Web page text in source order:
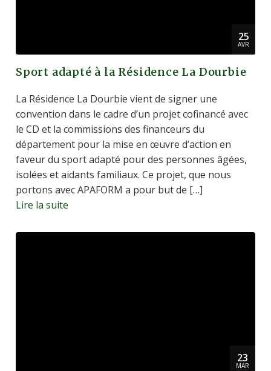
25
AVR
Sport adapté à la Résidence La Dourbie
La Résidence La Dourbie vient de signer une
convention dans le cadre d’un projet cofinancé avec
le CD et la commissions des financeurs du
département pour la mise en œuvre d’action en
faveur du sport adapté pour des personnes âgées,
isolées et aidants familiaux. Ce projet, que nous
portons avec APAFORM a pour but de […]
Lire la suite
23
MAR